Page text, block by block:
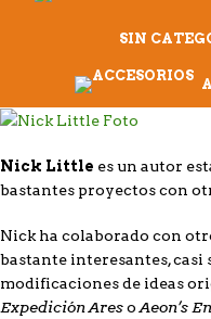
SIN
Nick Little es un autor
bastantes proyectos con
Nick ha colaborado con
bastante interesantes, casi
modificaciones de ideas
Expedición AresoAeon’s